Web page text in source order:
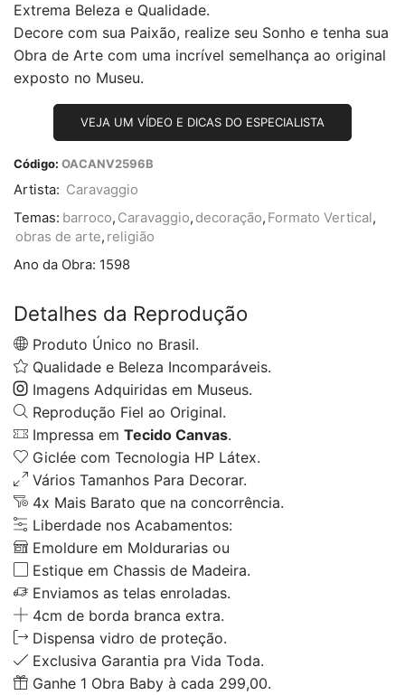
Extrema Beleza e Qualidade.
Decore com sua Paixão, realize seu Sonho e tenha sua
Obra de Arte com uma incrível semelhança ao original
exposto no Museu.
VEJA UM VÍDEO E DICAS DO ESPECIALISTA
Código: OACANV2596B
Artista: Caravaggio
Temas: barroco, Caravaggio, decoração, Formato Vertical,
obras de arte, religião
Ano da Obra: 1598
Detalhes da Reprodução
Produto Único no Brasil.
Qualidade e Beleza Incomparáveis.
Imagens Adquiridas em Museus.
Reprodução Fiel ao Original.
Impressa em Tecido Canvas.
Giclée com Tecnologia HP Látex.
Vários Tamanhos Para Decorar.
4x Mais Barato que na concorrência.
Liberdade nos Acabamentos:
Emoldure em Moldurarias ou
Estique em Chassis de Madeira.
Enviamos as telas enroladas.
4cm de borda branca extra.
Dispensa vidro de proteção.
Exclusiva Garantia pra Vida Toda.
Ganhe 1 Obra Baby à cada 299,00.